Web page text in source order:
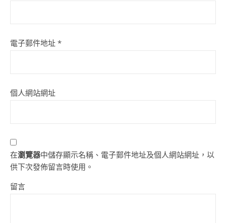
電子郵件地址 *
個人網站網址
在瀏覽器中儲存顯示名稱、電子郵件地址及個人網站網址，以
供下次發佈留言時使用。
留言